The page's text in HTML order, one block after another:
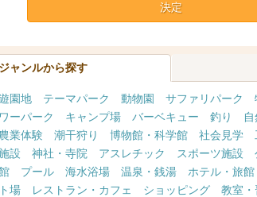
決定
ジャンルから探す
園地 テーマパーク 動物園 サファリパーク
ーパーク
キャンプ場 バーベキュー 釣り
農業体験 潮干狩り 博物館・科学館 社会見学
設 神社・寺院 アスレチック スポーツ施設
プール 海水浴場 温泉・銭湯 ホテル・旅館
場
レストラン・カフェ ショッピング 教室・